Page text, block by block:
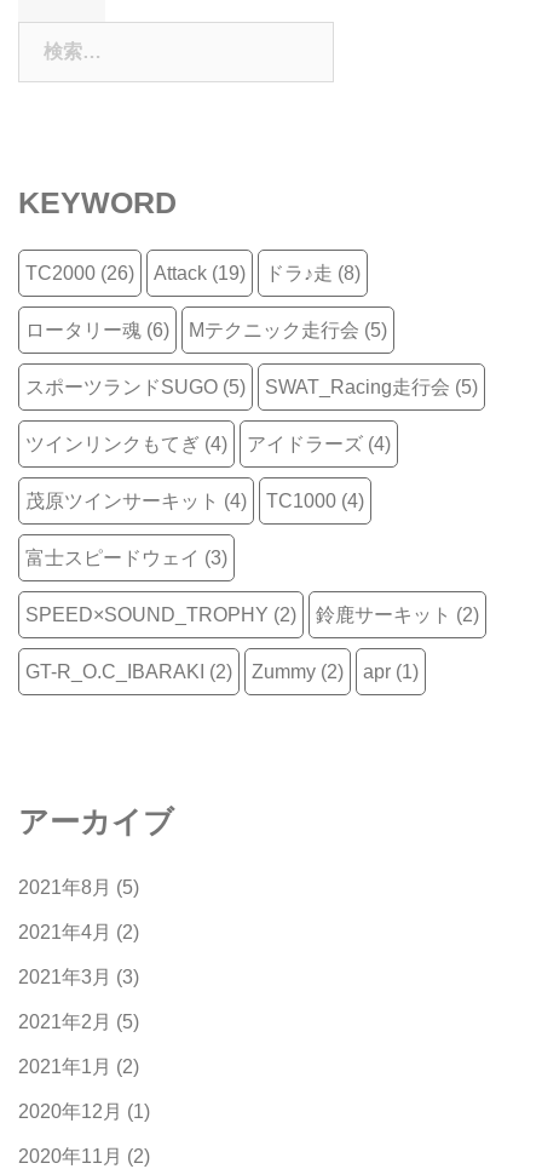
ゲ
ー
ン
KEYWORD
TC2000 (26) Attack (19) ドラ♪走 (8)
ロータリー魂 (6) Mテクニック走行会 (5)
スポーツランドSUGO (5) SWAT_Racing走行会 (5)
ツインリンクもてぎ (4) アイドラーズ (4)
茂原ツインサーキット (4) TC1000 (4)
富士スピードウェイ (3)
SPEED×SOUND_TROPHY (2) 鈴鹿サーキット (2)
GT-R_O.C_IBARAKI (2) Zummy (2) apr (1)
アーカイブ
2021年8月 (5)
2021年4月 (2)
2021年3月 (3)
2021年2月 (5)
2021年1月 (2)
2020年12月 (1)
2020年11月 (2)